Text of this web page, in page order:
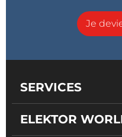
Je
SERVICES
ELEKTOR